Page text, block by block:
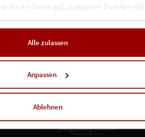
die Daten ggf. zu eigenen Zwecken
insbesondere zur Speicherdauer,
Cookie-Erklärungsowie zur Verarbeitung,
Widerrufsmöglichkeiten und weiteren
Alle zulassen
Anpassen
Ablehnen